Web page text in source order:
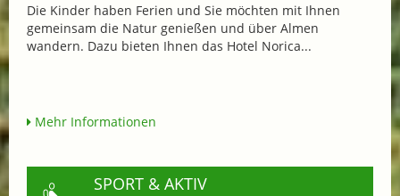
Die Kinder haben Ferien und Sie möchten mit Ihnen
gemeinsam die Natur genießen und über Almen
wandern. Dazu bieten Ihnen das Hotel Norica...
Mehr Informationen
SPORT & AKTIV